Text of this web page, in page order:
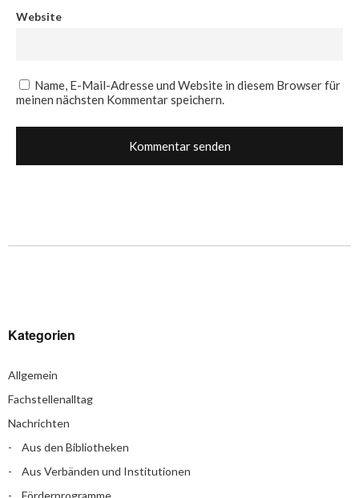
Website
Name, E-Mail-Adresse und Website in diesem Browser für
meinen nächsten Kommentar speichern.
Kategorien
Allgemein
Fachstellenalltag
Nachrichten
Aus den Bibliotheken
Aus Verbänden und Institutionen
Förderprogramme